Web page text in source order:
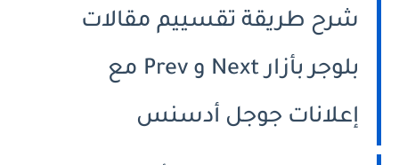
شرح طريقة تقسييم مقالات
بلوجر بأزار Next و Prev مع
إعلانات جوجل أدسنس